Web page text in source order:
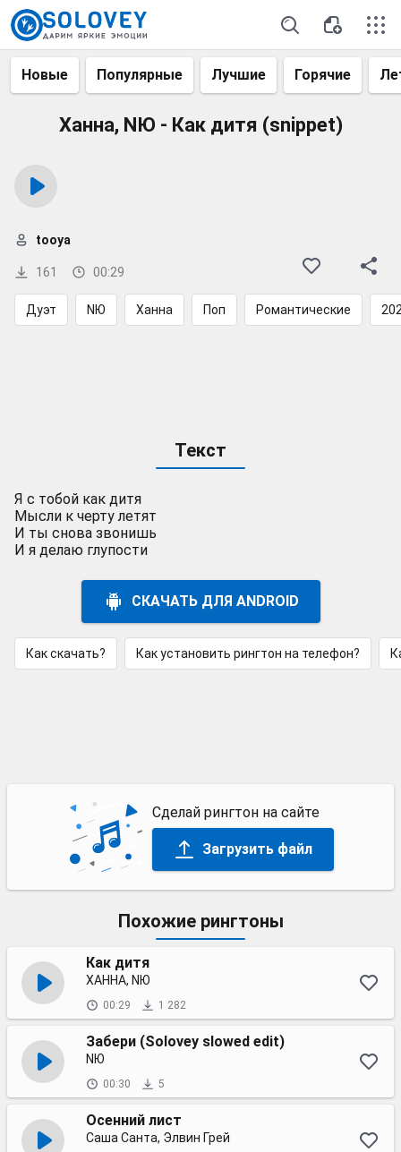
Новые Популярные Лучшие Горячие
Ханна, NЮ - Как дитя (snippet)
161 00:29
tooya
Дуэт NЮ Ханна Поп Романтические
Текст
Я с тобой как дитя
Мысли к черту летят
И ты снова звонишь
И я делаю глупости
СКАЧАТЬ ДЛЯ ANDROID
Как скачать? Как установить рингтон на телефон?
Сделай рингтон на сайте
Загрузить файл
Похожие рингтоны
Как дитя
ХАННА, NЮ
00:29 1 282
Забери (Solovey slowed edit)
NЮ
00:30 5
Осенний лист
Саша Санта, Элвин Грей